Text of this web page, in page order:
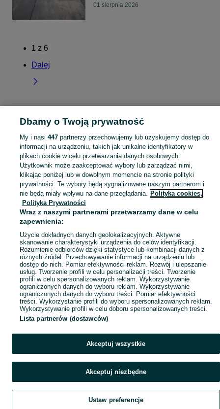
01 sierpnia 2026
1 z 6
Dalej
Strona główna Kujawsko-pomorskie Brzezinko
KATEGORIA
Skorzystaj z największego serwisu ogłoszeniowego - Brzezinko i okolice! Kupuj to, czego pragniesz i sprzedawaj to, czego już nie potrzebujesz! Zobacz
Mapa kategorii
Mapa miejscowości
Mapa ministron
Dbamy o Twoją prywatność
My i nasi 447partnerzy przechowujemy lub uzyskujemy dostęp do
informacji na urządzeniu, takich jak unikalne identyfikatory w
plikach cookie w celu przetwarzania danych osobowych.
Użytkownik może zaakceptować wybory lub zarządzać nimi,
klikając poniżej lub w dowolnym momencie na stronie polityki
prywatności. Te wybory będą sygnalizowane naszym partnerom i
nie będą miały wpływu na dane przeglądania. Polityka cookies,
Polityka Prywatności
Wraz z naszymi partnerami przetwarzamy dane w celu
zapewnienia:
Użycie dokładnych danych geolokalizacyjnych. Aktywne
skanowanie charakterystyki urządzenia do celów identyfikacji.
Rozumienie odbiorców dzięki statystyce lub kombinacji danych z
różnych źródeł. Przechowywanie informacji na urządzeniu lub
dostęp do nich. Pomiar efektywności reklam. Rozwój i ulepszanie
usług. Tworzenie profili w celu personalizacji treści. Tworzenie
profili w celu spersonalizowanych reklam. Wykorzystywanie
ograniczonych danych do wyboru reklam. Wykorzystywanie
ograniczonych danych do wyboru treści. Pomiar efektywności
treści. Wykorzystanie profili do wyboru spersonalizowanych reklam.
Wykorzystywanie profili w celu doboru spersonalizowanych treści.
Lista partnerów (dostawców)
Akceptuj wszystkie
Akceptuj niezbędne
Ustaw preferencje